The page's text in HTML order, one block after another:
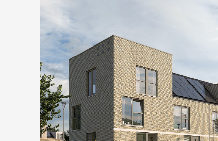
Bestaande bouw
Internationaal
Nieuwbouw
Bedrijfsaanbod